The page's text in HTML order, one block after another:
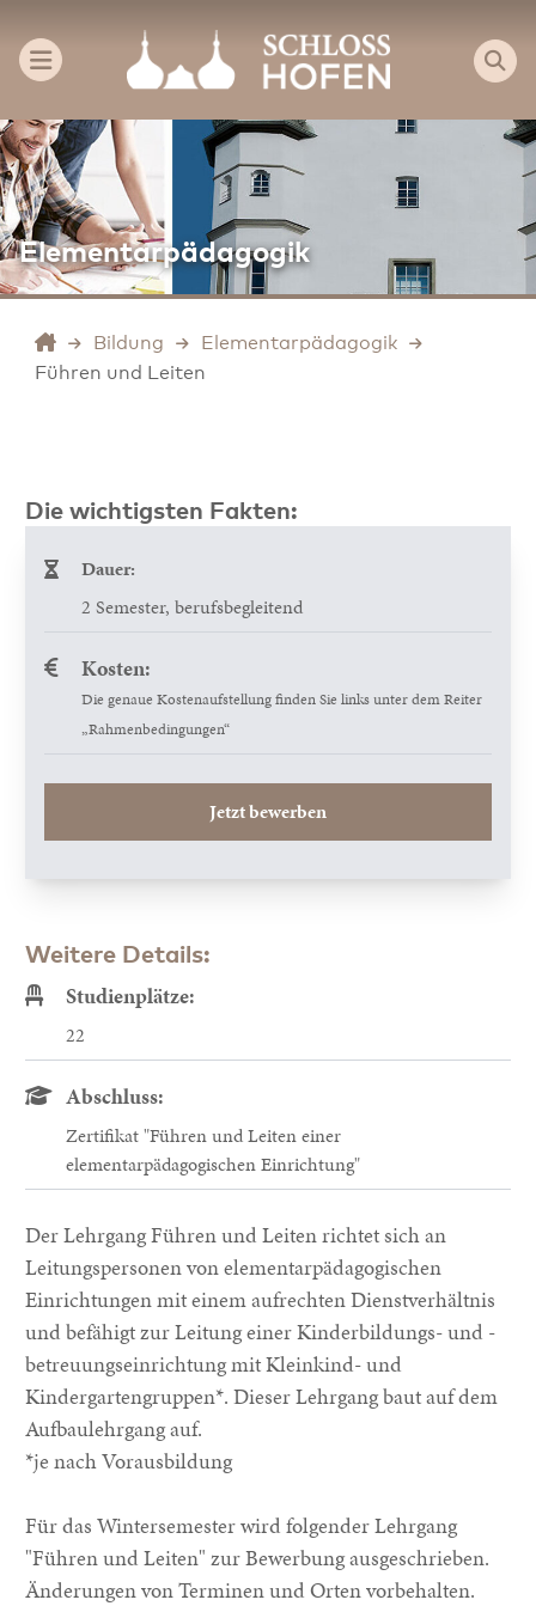
Elementarpädagogik
Bildung
Elementarpädagogik
Führen und Leiten
Der Lehrgang Führen und Leiten richtet sich an
Leitungspersonen von elementarpädagogischen
Einrichtungen mit einem aufrechten Dienstverhältnis
und befähigt zur Leitung einer Kinderbildungs- und -
betreuungseinrichtung mit Kleinkind- und
Kindergartengruppen*. Dieser Lehrgang baut auf dem
Aufbaulehrgang auf.
*je nach Vorausbildung
Für das Wintersemester wird folgender Lehrgang
"Führen und Leiten" zur Bewerbung ausgeschrieben.
Änderungen von Terminen und Orten vorbehalten.
Die wichtigsten Fakten:
Dauer:
2 Semester, berufsbegleitend
Kosten:
Die genaue Kostenaufstellung finden Sie links unter dem Reiter
„Rahmenbedingungen“
Jetzt bewerben
Weitere Details:
Studienplätze:
22
Abschluss:
Zertifikat "Führen und Leiten einer
elementarpädagogischen Einrichtung"